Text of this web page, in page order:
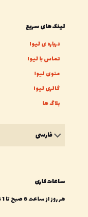
لینک های سریع
درباره ی لیوا
تماس با لیوا
منوی لیوا
گالری لیوا
بلاگ ها
زبان
ساعات کاری
هر روز از ساعت 6 صبح تا 1 نصف شب